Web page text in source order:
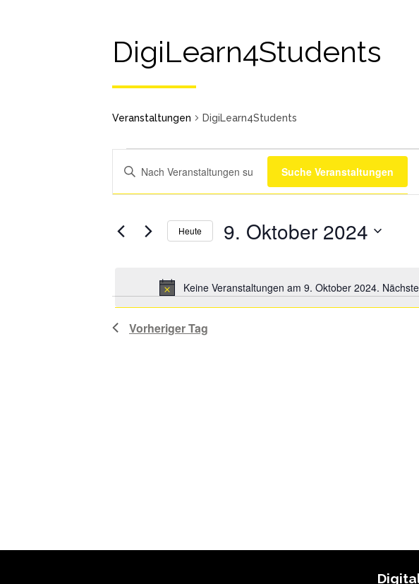
DigiLearn4Students
Veranstaltungen DigiLearn4Students
Veranstaltungen
9.
Oktober
Keine Veranstaltungen am 9. Oktober 2024.
Veranstaltungen
und
Ansichtennavigation
Schlüsselwort
Veranstaltungen
Schlüsselwort.
Suche Veranstaltungen
Heute 9. Oktober 2024
das
Datum
Vorheriger Tag